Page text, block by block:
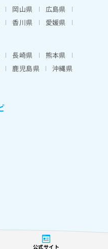
公式サイト
岡山県
広島県
香川県
愛媛県
長崎県
熊本県
鹿児島県 沖縄県